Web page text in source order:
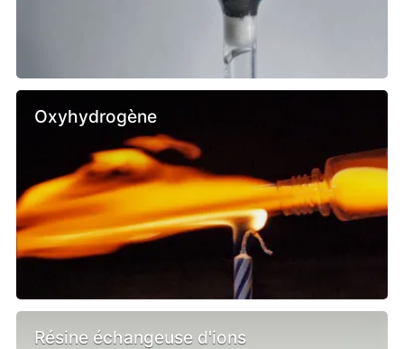
Oxyhydrogène
Résine échangeuse d'ions